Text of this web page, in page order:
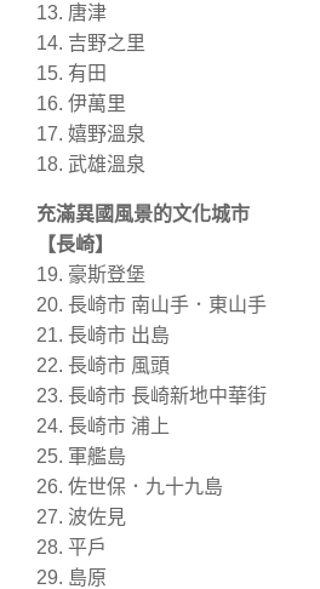
13. 唐津
14. 吉野之里
15. 有田
16. 伊萬里
17. 嬉野溫泉
18. 武雄溫泉
充滿異國風景的文化城市
【長崎】
19. 豪斯登堡
20. 長崎市 南山手．東山手
21. 長崎市 出島
22. 長崎市 風頭
23. 長崎市 長崎新地中華街
24. 長崎市 浦上
25. 軍艦島
26. 佐世保．九十九島
27. 波佐見
28. 平戶
29. 島原